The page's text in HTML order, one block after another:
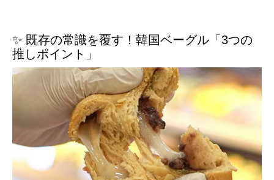
✨ 既存の常識を覆す！韓国ベーグル「3つの
推しポイント」